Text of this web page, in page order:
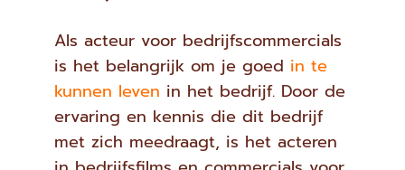
Als acteur voor bedrijfscommercials
is het belangrijk om je goed in te
kunnen leven in het bedrijf. Door de
ervaring en kennis die dit bedrijf
met zich meedraagt, is het acteren